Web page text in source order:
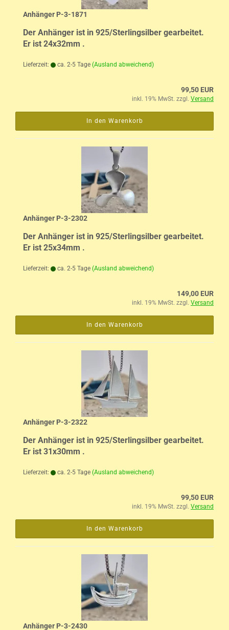
Anhänger P-3-1871
Der Anhänger ist in 925/Sterlingsilber gearbeitet.
Er ist 24x32mm .
Lieferzeit: ca. 2-5 Tage (Ausland abweichend)
99,50 EUR
inkl. 19% MwSt. zzgl. Versand
In den Warenkorb
Anhänger P-3-2302
Der Anhänger ist in 925/Sterlingsilber gearbeitet.
Er ist 25x34mm .
Lieferzeit: ca. 2-5 Tage (Ausland abweichend)
149,00 EUR
inkl. 19% MwSt. zzgl. Versand
In den Warenkorb
Anhänger P-3-2322
Der Anhänger ist in 925/Sterlingsilber gearbeitet.
Er ist 31x30mm .
Lieferzeit: ca. 2-5 Tage (Ausland abweichend)
99,50 EUR
inkl. 19% MwSt. zzgl. Versand
In den Warenkorb
Anhänger P-3-2430